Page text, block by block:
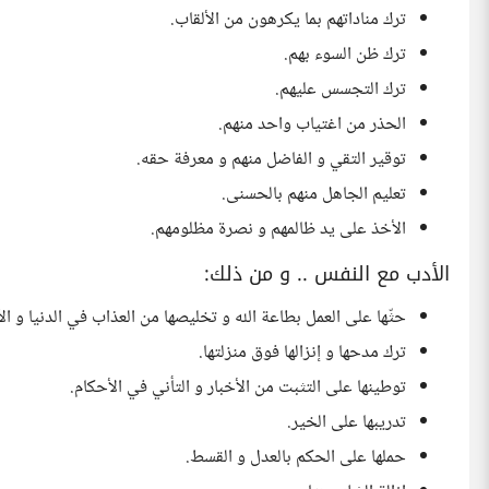
ترك مناداتهم بما يكرهون من الألقاب.
ترك ظن السوء بهم.
ترك التجسس عليهم.
الحذر من اغتياب واحد منهم.
توقير التقي و الفاضل منهم و معرفة حقه.
تعليم الجاهل منهم بالحسنى.
الأخذ على يد ظالمهم و نصرة مظلومهم.
الأدب مع النفس .. و من ذلك:
حثّها على العمل بطاعة الله و تخليصها من العذاب في الدنيا و
ترك مدحها و إنزالها فوق منزلتها.
توطينها على التثبت من الأخبار و التأني في الأحكام.
تدريبها على الخير.
حملها على الحكم بالعدل و القسط.